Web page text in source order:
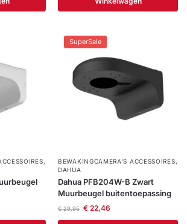
,
SuperSale
BEWAKINGCAMERA'S ACCESSOIRES,
DAHUA
Dahua PFB204W-B Zwart
Muurbeugel buitentoepassing
€29,95 €22,46